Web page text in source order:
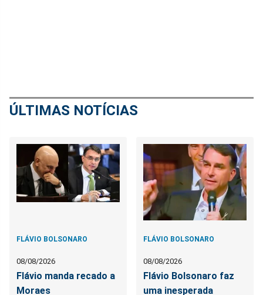
ÚLTIMAS NOTÍCIAS
FLÁVIO BOLSONARO
08/08/2026
Flávio manda recado a
Moraes
FLÁVIO BOLSONARO
08/08/2026
Flávio Bolsonaro faz
uma inesperada